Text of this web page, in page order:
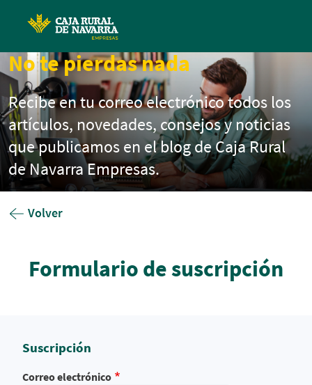
No te pierdas nada
Recibe en tu correo electrónico todos los
artículos, novedades, consejos y noticias
que publicamos en el blog de Caja Rural
de Navarra Empresas.
Volver
Formulario de suscripción
Suscripción
Correo electrónico